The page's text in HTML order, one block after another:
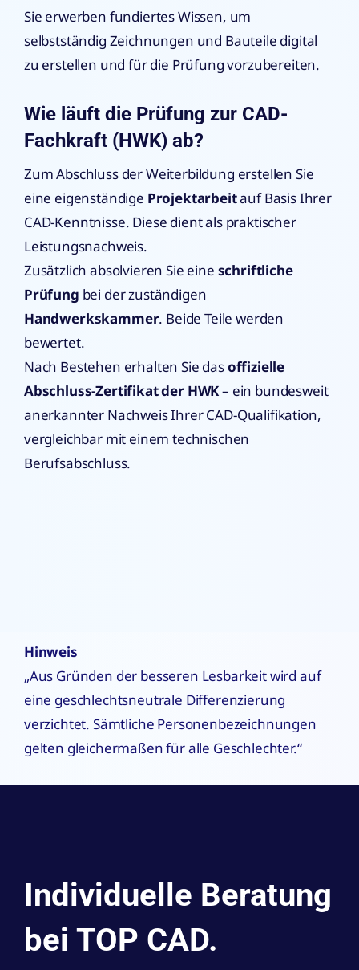
Sie erwerben fundiertes Wissen, um
selbstständig Zeichnungen und Bauteile digital
zu erstellen und für die Prüfung vorzubereiten.
Wie läuft die Prüfung zur CAD-
Fachkraft (HWK) ab?
Zum Abschluss der Weiterbildung erstellen Sie
eine eigenständige Projektarbeitauf Basis Ihrer
CAD-Kenntnisse. Diese dient als praktischer
Leistungsnachweis.
Zusätzlich absolvieren Sie eine schriftliche
Prüfung bei der zuständigen
Handwerkskammer. Beide Teile werden
bewertet.
Nach Bestehen erhalten Sie dasoffizielle
Abschluss-Zertifikat der HWK– ein bundesweit
anerkannter Nachweis Ihrer CAD-Qualifikation,
vergleichbar mit einem technischen
Berufsabschluss.
Hinweis
„Aus Gründen der besseren Lesbarkeit wird auf
eine geschlechtsneutrale Differenzierung
verzichtet. Sämtliche Personenbezeichnungen
gelten gleichermaßen für alle Geschlechter.“
Individuelle Beratung
bei TOP CAD.